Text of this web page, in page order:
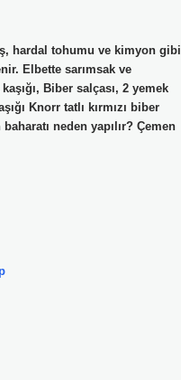
hardal tohumu ve kimyon gibi
Elbette sarımsak ve
Biber salçası, 2 yemek
Knorr tatlı kırmızı biber
neden yapılır? Çemen